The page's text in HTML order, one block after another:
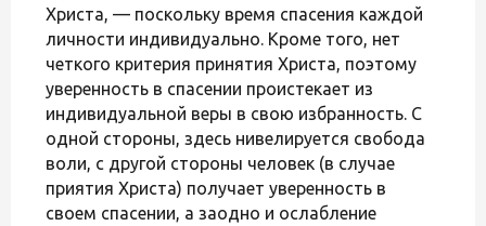
Христа, — поскольку время спасения каждой
личности индивидуально. Кроме того, нет
четкого критерия принятия Христа, поэтому
уверенность в спасении проистекает из
индивидуальной веры в свою избранность. С
одной стороны, здесь нивелируется свобода
воли, с другой стороны человек (в случае
приятия Христа) получает уверенность в
своем спасении, а заодно и ослабление